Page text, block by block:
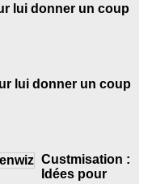
lui donner un coup
lui donner un coup
Custmisation :
Idées pour